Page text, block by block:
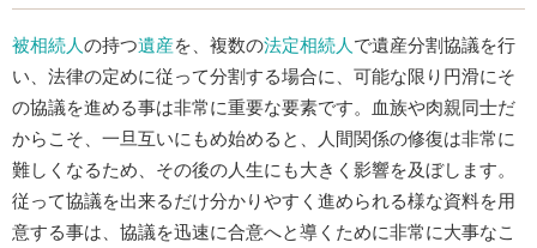
被相続人の持つ遺産を、複数の法定相続人で遺産分割協議を行
い、法律の定めに従って分割する場合に、可能な限り円滑にそ
の協議を進める事は非常に重要な要素です。血族や肉親同士だ
からこそ、一旦互いにもめ始めると、人間関係の修復は非常に
難しくなるため、その後の人生にも大きく影響を及ぼします。
従って協議を出来るだけ分かりやすく進められる様な資料を用
意する事は、協議を迅速に合意へと導くために非常に大事なこ